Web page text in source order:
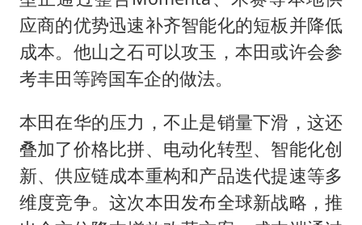
应商的优势迅速补齐智能化的短板并降低
成本。他山之石可以攻玉，本田或许会参
考丰田等跨国车企的做法。
本田在华的压力，不止是销量下滑，这还
叠加了价格比拼、电动化转型、智能化创
新、供应链成本重构和产品迭代提速等多
维度竞争。这次本田发布全球新战略，推